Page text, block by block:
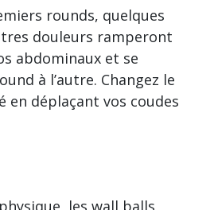
rounds, quelques
douleurs ramperont
abdominaux et se
à l’autre. Changez le
en déplaçant vos coudes